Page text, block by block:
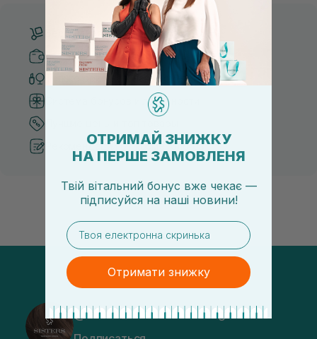
Бесплатная доставка от 3000 UAH
Безопасные способы оплаты
Только оригинальная косметика
Система бонусов и лояльности
Рекомендации от косметологов
@sisters_stelmakh в Instagram
ОТРИМАЙ ЗНИЖКУ
НА ПЕРШЕ ЗАМОВЛЕНЯ
Твій вітальний бонус вже чекає —
підписуйся на наші новини!
email
Отримати знижку